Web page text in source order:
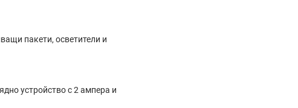
пакети, осветители и
устройство с 2 ампера и